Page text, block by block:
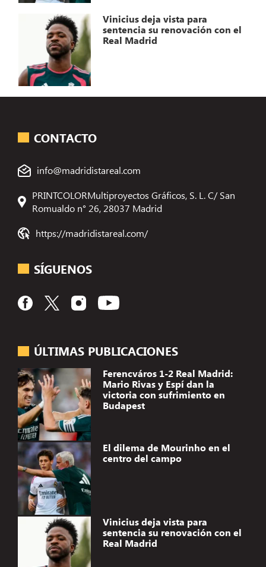
Vinicius deja vista para
sentencia su renovación con el
Real Madrid
ÚLTIMAS PUBLICACIONES
Ferencváros 1-2 Real Madrid:
Mario Rivas y Espí dan la
victoria con sufrimiento en
Budapest
El dilema de Mourinho en el
centro del campo
Vinicius deja vista para
sentencia su renovación con el
Real Madrid
CONTACTO
info@madridistareal.com
PRINTCOLORMultiproyectos Gráficos, S. L. C/ San
Romualdo n° 26, 28037 Madrid
https://madridistareal.com/
SÍGUENOS